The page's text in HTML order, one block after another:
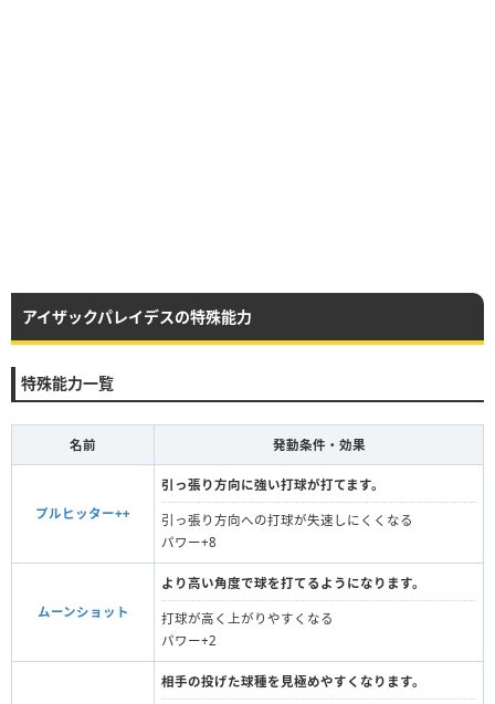
アイザックパレイデスの特殊能力
特殊能力一覧
名前 発動条件・効果
プルヒッター++
引っ張り方向に強い打球が打てます。
引っ張り方向への打球が失速しにくくなる
パワー+8
ムーンショット
より高い角度で球を打てるようになります。
打球が高く上がりやすくなる
パワー+2
相手の投げた球種を見極めやすくなります。